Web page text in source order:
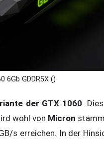
6Gb GDDR5X ()
der GTX 1060.
wohl von Micron
s erreichen. In der